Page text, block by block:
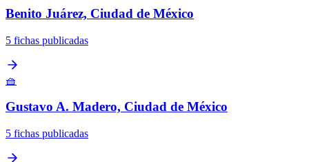
Benito Juárez, Ciudad de México
5 fichas publicadas
🧺
Gustavo A. Madero, Ciudad de México
5 fichas publicadas